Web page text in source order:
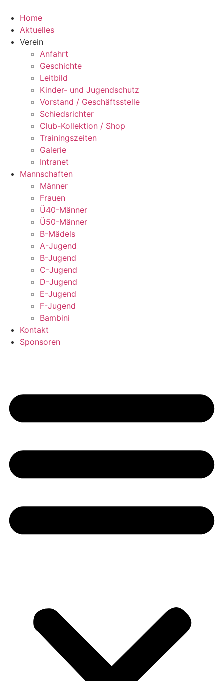
Home
Aktuelles
Verein
Anfahrt
Geschichte
Leitbild
Kinder- und Jugendschutz
Vorstand / Geschäftsstelle
Schiedsrichter
Club-Kollektion / Shop
Trainingszeiten
Galerie
Intranet
Mannschaften
Männer
Frauen
Ü40-Männer
Ü50-Männer
B-Mädels
A-Jugend
B-Jugend
C-Jugend
D-Jugend
E-Jugend
F-Jugend
Bambini
Kontakt
Sponsoren